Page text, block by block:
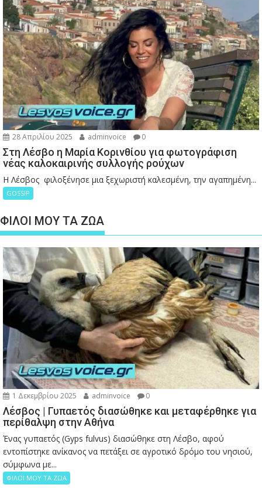
28 Απριλίου 2025 adminvoice 0
Στη Λέσβο η Μαρία Κορινθίου για φωτογράφιση
νέας καλοκαιρινής συλλογής ρούχων
Η Λέσβος φιλοξένησε μια ξεχωριστή καλεσμένη, την αγαπημένη...
GOSSIP
ΦΙΛΟΙ ΜΟΥ ΤΑ ΖΩΑ
1 Δεκεμβρίου 2025 adminvoice 0
Λέσβος | Γυπαετός διασώθηκε και μεταφέρθηκε για
περίθαλψη στην Αθήνα
Ένας γυπαετός (Gyps fulvus) διασώθηκε στη Λέσβο, αφού
εντοπίστηκε ανίκανος να πετάξει σε αγροτικό δρόμο του νησιού,
σύμφωνα με...
ΦΙΛΟΙ ΜΟΥ ΤΑ ΖΩΑ